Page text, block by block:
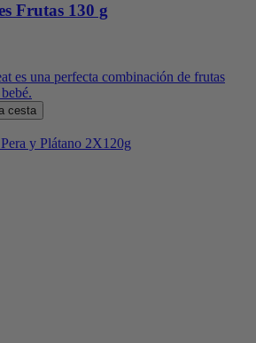
Frutas 130 g
es una perfecta combinación de frutas
cesta